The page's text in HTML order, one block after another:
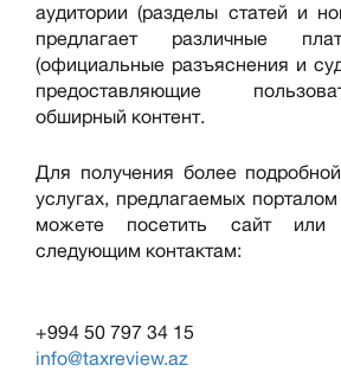
аудитории (разделы статей и
предлагает различные
(официальные разъяснения и
предоставляющие
обширный контент.
Для получения более
услугах, предлагаемых порталом
можете посетить сайт или
следующим контактам:
+994 50 797 34 15
info@taxreview.az